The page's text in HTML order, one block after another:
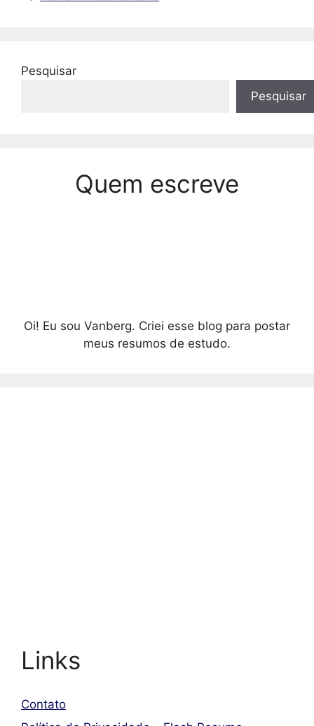
Pesquisar
Pesquisar
Quem escreve
Oi! Eu sou Vanberg. Criei esse blog para postar
meus resumos de estudo.
Links
Contato